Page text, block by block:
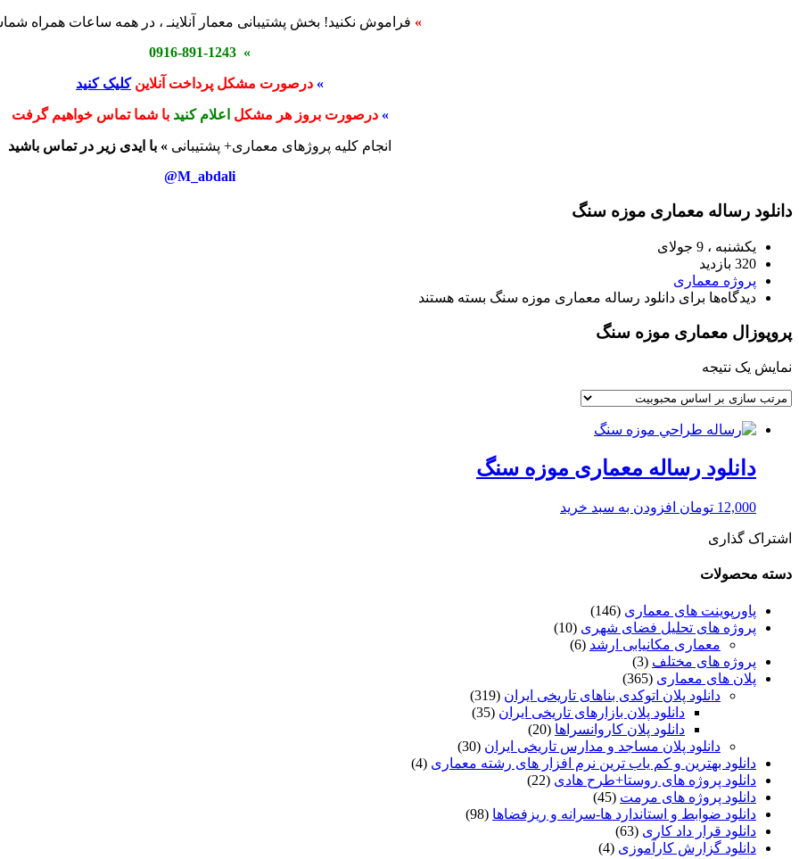
» فراموش نکنید! بخش پشتیبانی معمار آنلاینـ ، در همه ساعات همراه
» 0916-891-1243
» درصورت مشکل پرداخت آنلاینکلیک کنید
» درصورت بروز هر مشکل اعلام کنید با شما تماس خواهیم گرفت
انجام کلیه پروژهای معماری+ پشتیبانی » با ایدی زیر در تماس باشید
M_abdali@
دانلود رساله معماری موزه سنگ
یکشنبه ، 9 جولای
320 بازدید
پروژه معماری
دیدگاه‌ها برای دانلود رساله معماری موزه سنگ بسته هستند
پروپوزال معماری موزه سنگ
نمایش یک نتیجه
دانلود رساله معماری موزه سنگ
12,000 تومان افزودن به سبد خرید
اشتراک گذاری
دسته محصولات
پاورپوینت های معماری (146)
پروژه های تحلیل فضای شهری (10)
معماری مکانیابی ارشد (6)
پروژه های مختلف (3)
پلان های معماری (365)
دانلود پلان اتوکدی بناهای تاریخی ایران (319)
دانلود پلان بازارهای تاریخی ایران (35)
دانلود پلان کاروانسراها (20)
دانلود پلان مساجد و مدارس تاریخی ایران (30)
دانلود بهترین و کم یاب ترین نرم افزار های رشته معماری (4)
دانلود پروژه های روستا+طرح هادی (22)
دانلود پروژه های مرمت (45)
دانلود ضوابط و استاندارد ها-سرانه و ریزفضاها (98)
دانلود قرار داد کاری (63)
دانلود گزارش کارآموزی (4)